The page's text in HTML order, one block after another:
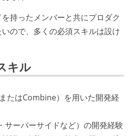
持ったメンバーと共にプロダク
ので、多くの必須スキルは設け
キル
たはCombine）を用いた開発経
サーバーサイドなど）の開発経験